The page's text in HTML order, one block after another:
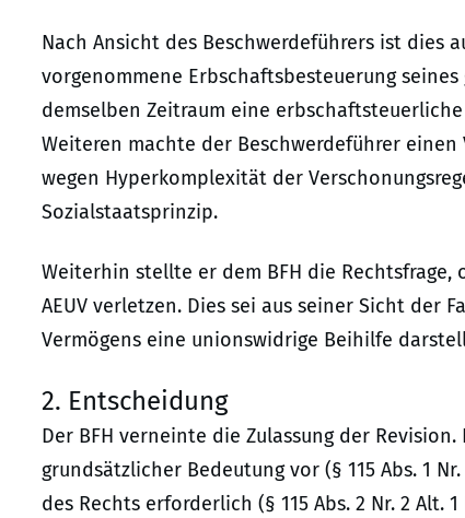
Nach Ansicht des Beschwerdeführers ist dies
vorgenommene Erbschaftsbesteuerung
demselben Zeitraum eine
Weiteren machte der Beschwerdeführer
wegen Hyperkomplexität der
Sozialstaatsprinzip.
Weiterhin stellte er dem BFH die
AEUV verletzen. Dies sei aus seiner Sicht
Vermögens eine unionswidrige Beihilfe
2. Entscheidung
Der BFH verneinte die Zulassung der
grundsätzlicher Bedeutung vor (§ 115 Abs. 1
des Rechts erforderlich (§ 115 Abs. 2 Nr. 2 Alt.